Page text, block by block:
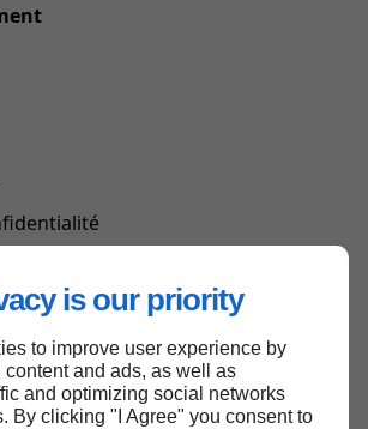
is our priority
to improve user experience by
and ads, as well as
and optimizing social networks
By clicking "I Agree" you consent to
Haut de page